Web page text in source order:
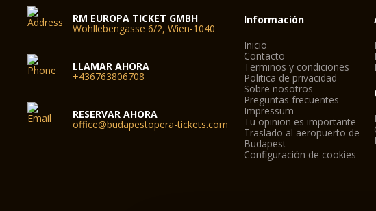
RM EUROPA TICKET GMBH
Wohllebengasse 6/2, Wien-1040
LLAMAR AHORA
+436763806708
RESERVAR AHORA
office@budapestopera-tickets.com
Información
Inicio
Contacto
Terminos y condiciones
Politica de privacidad
Sobre nosotros
Preguntas frecuentes
Impressum
Tu opinion es importante
Traslado al aeropuerto de
Budapest
Configuración de cookies